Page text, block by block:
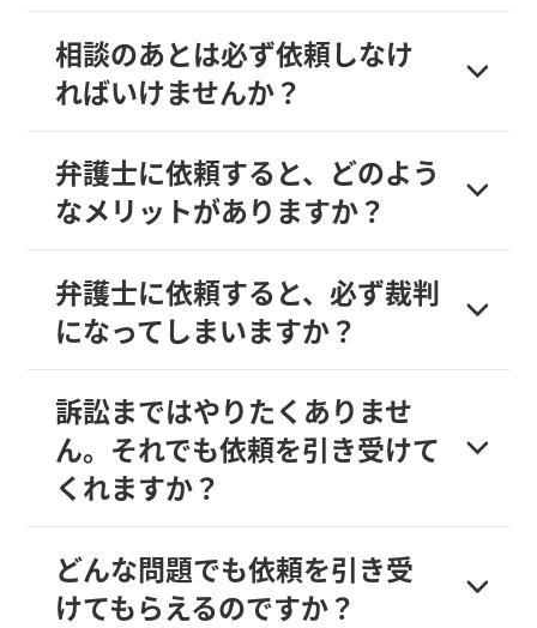
相談のあとは必ず依頼しなけ
ればいけませんか？
弁護士に依頼すると、どのよう
なメリットがありますか？
弁護士に依頼すると、必ず裁判
になってしまいますか？
訴訟まではやりたくありませ
ん。それでも依頼を引き受けて
くれますか？
どんな問題でも依頼を引き受
けてもらえるのですか？